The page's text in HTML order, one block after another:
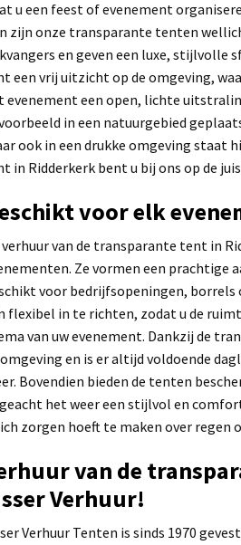
u een feest of evenement
zijn onze transparante tenten
en geven een luxe, stijlvolle
een vrij uitzicht op de omgeving,
evenement een open, lichte
in een natuurgebied
ook in een drukke omgeving staat
in Ridderkerk bent u bij ons op de
voor elk
verhuur van de transparante tent in
Ze vormen een prachtige
voor bedrijfsopeningen,
flexibel in te richten, zodat u de
van uw evenement. Dankzij de
en is er altijd voldoende
Bovendien bieden de tenten
het weer een stijlvol en
zorgen hoeft te maken over regen
van de
Verhuur!
Verhuur Tenten is sinds 1970